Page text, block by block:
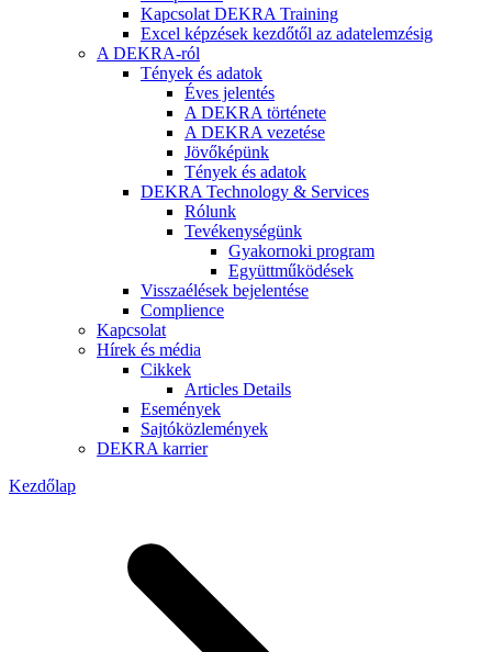
Kapcsolat DEKRA Training
Excel képzések kezdőtől az adatelemzésig
A DEKRA-ról
Tények és adatok
Éves jelentés
A DEKRA története
A DEKRA vezetése
Jövőképünk
Tények és adatok
DEKRA Technology & Services
Rólunk
Tevékenységünk
Gyakornoki program
Együttműködések
Visszaélések bejelentése
Complience
Kapcsolat
Hírek és média
Cikkek
Articles Details
Események
Sajtóközlemények
DEKRA karrier
Kezdőlap